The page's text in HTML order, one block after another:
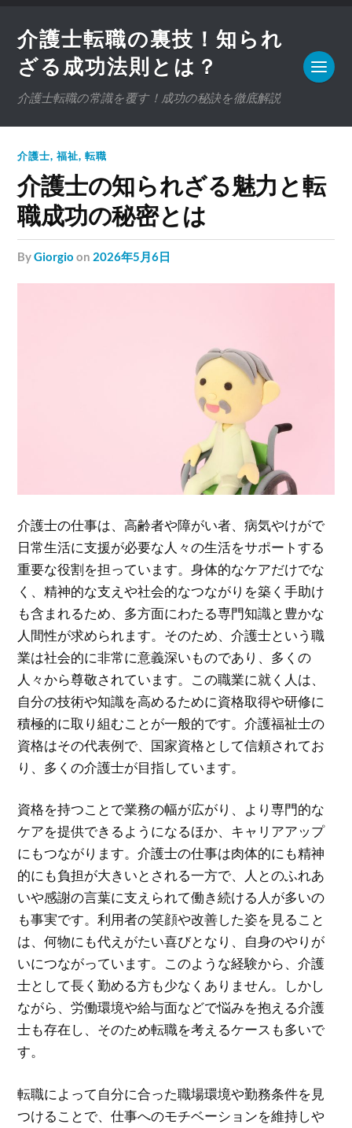
介護士転職の裏技！知られ
ざる成功法則とは？
介護士転職の常識を覆す！成功の秘訣を徹底解説
介護士,福祉,転職
介護士の知られざる魅力と転
職成功の秘密とは
byGiorgio on 2026年5月6日
介護士の仕事は、高齢者や障がい者、病気やけがで
日常生活に支援が必要な人々の生活をサポートする
重要な役割を担っています。身体的なケアだけでな
く、精神的な支えや社会的なつながりを築く手助け
も含まれるため、多方面にわたる専門知識と豊かな
人間性が求められます。そのため、介護士という職
業は社会的に非常に意義深いものであり、多くの
人々から尊敬されています。この職業に就く人は、
自分の技術や知識を高めるために資格取得や研修に
積極的に取り組むことが一般的です。介護福祉士の
資格はその代表例で、国家資格として信頼されてお
り、多くの介護士が目指しています。
資格を持つことで業務の幅が広がり、より専門的な
ケアを提供できるようになるほか、キャリアアップ
にもつながります。介護士の仕事は肉体的にも精神
的にも負担が大きいとされる一方で、人とのふれあ
いや感謝の言葉に支えられて働き続ける人が多いの
も事実です。利用者の笑顔や改善した姿を見ること
は、何物にも代えがたい喜びとなり、自身のやりが
いにつながっています。このような経験から、介護
士として長く勤める方も少なくありません。しかし
ながら、労働環境や給与面などで悩みを抱える介護
士も存在し、そのため転職を考えるケースも多いで
す。
転職によって自分に合った職場環境や勤務条件を見
つけることで、仕事へのモチベーションを維持しや